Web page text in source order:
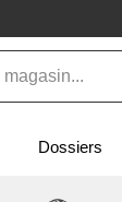
Dossiers